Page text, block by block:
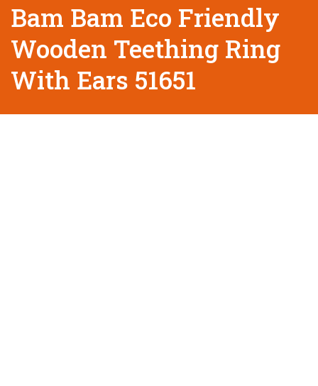
Bam Bam Eco Friendly
Wooden Teething Ring
With Ears 51651